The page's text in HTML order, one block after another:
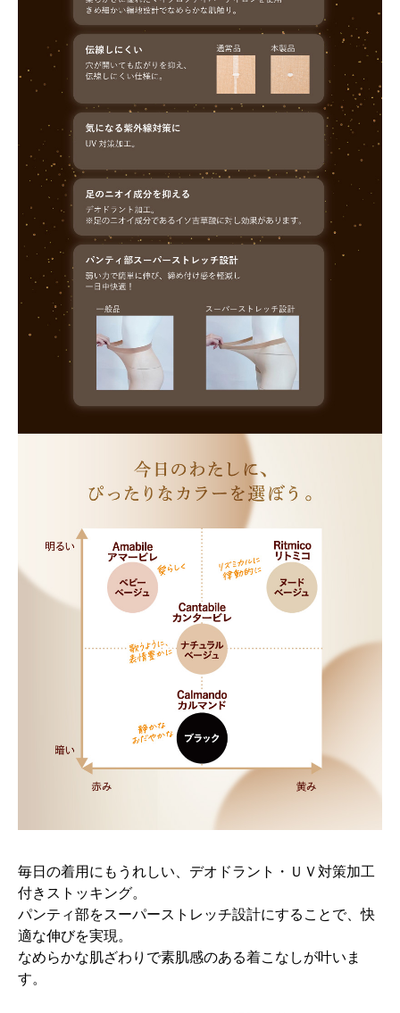
毎日の着用にもうれしい、デオドラント・ＵＶ対策加工
付きストッキング。
パンティ部をスーパーストレッチ設計にすることで、快
適な伸びを実現。
なめらかな肌ざわりで素肌感のある着こなしが叶いま
す。